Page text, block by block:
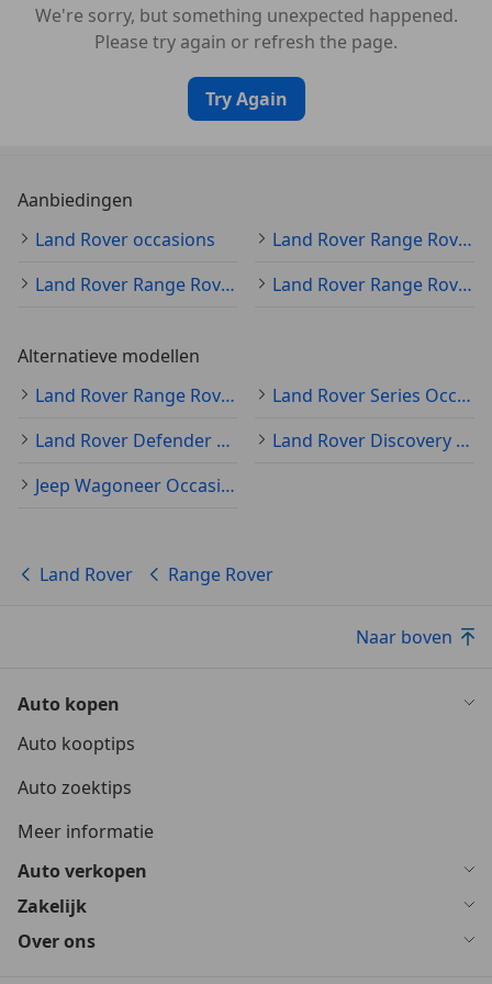
We're sorry, but something unexpected happened.
Please try again or refresh the page.
Try Again
Aanbiedingen
Land Rover occasions
Land Rover Range Rover occasion
Land Rover Range Rover 2003
Land Rover Range Rover SUV/Off-Road/Pick-Up
Alternatieve modellen
Land Rover Range Rover Sport Occasion
Land Rover Series Occasion
Land Rover Defender Occasion
Land Rover Discovery Occasion
Jeep Wagoneer Occasion
Land Rover Range Rover
Naar boven
Auto kopen
Auto kooptips
Auto zoektips
Meer informatie
Auto verkopen
Zakelijk
Over ons